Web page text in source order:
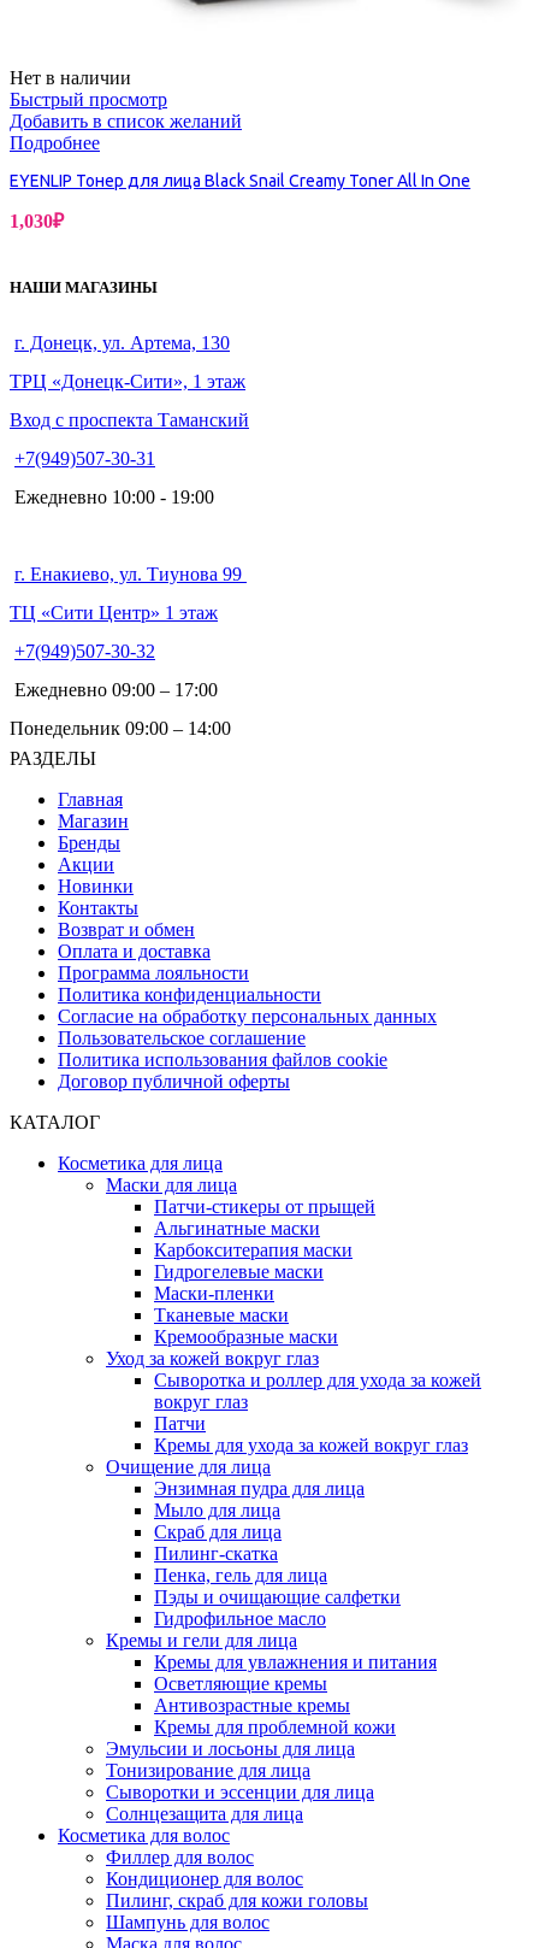
Нет в наличии
Быстрый просмотр
Добавить в список желаний
Подробнее
EYENLIP Тонер для лица Black Snail Creamy Toner All In One
1,030₽
НАШИ МАГАЗИНЫ
г. Донецк, ул. Артема, 130
ТРЦ «Донецк-Сити», 1 этаж
Вход с проспекта Таманский
+7(949)507-30-31
Ежедневно 10:00 - 19:00
г. Енакиево, ул. Тиунова 99
ТЦ «Сити Центр» 1 этаж
+7(949)507-30-32
Ежедневно 09:00 – 17:00
Понедельник 09:00 – 14:00
РАЗДЕЛЫ
Главная
Магазин
Бренды
Акции
Новинки
Контакты
Возврат и обмен
Оплата и доставка
Программа лояльности
Политика конфиденциальности
Согласие на обработку персональных данных
Пользовательское соглашение
Политика использования файлов cookie
Договор публичной оферты
КАТАЛОГ
Косметика для лица
Маски для лица
Патчи-стикеры от прыщей
Альгинатные маски
Карбокситерапия маски
Гидрогелевые маски
Маски-пленки
Тканевые маски
Кремообразные маски
Уход за кожей вокруг глаз
Сыворотка и роллер для ухода за кожей
вокруг глаз
Патчи
Кремы для ухода за кожей вокруг глаз
Очищение для лица
Энзимная пудра для лица
Мыло для лица
Скраб для лица
Пилинг-скатка
Пенка, гель для лица
Пэды и очищающие салфетки
Гидрофильное масло
Кремы и гели для лица
Кремы для увлажнения и питания
Осветляющие кремы
Антивозрастные кремы
Кремы для проблемной кожи
Эмульсии и лосьоны для лица
Тонизирование для лица
Сыворотки и эссенции для лица
Солнцезащита для лица
Косметика для волос
Филлер для волос
Кондиционер для волос
Пилинг, скраб для кожи головы
Шампунь для волос